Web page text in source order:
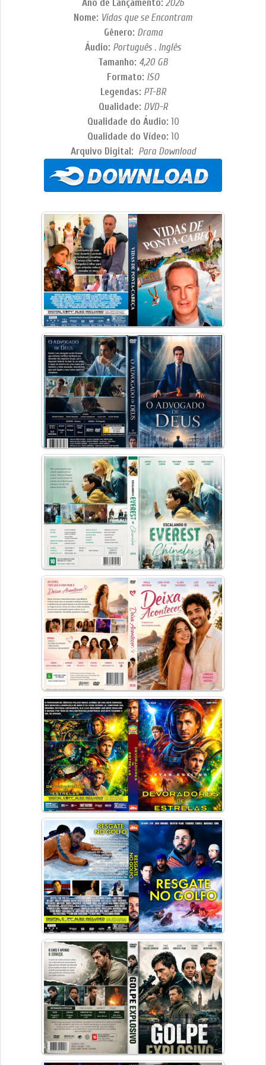
Ano de Lançamento: 2026
Nome: Vidas que se Encontram
Gênero: Drama
Áudio: Português . Inglês
Tamanho: 4,20 GB
Formato: ISO
Legendas: PT-BR
Qualidade: DVD-R
Qualidade do Áudio: 10
Qualidade do Vídeo: 10
Arquivo Digital: Para Download